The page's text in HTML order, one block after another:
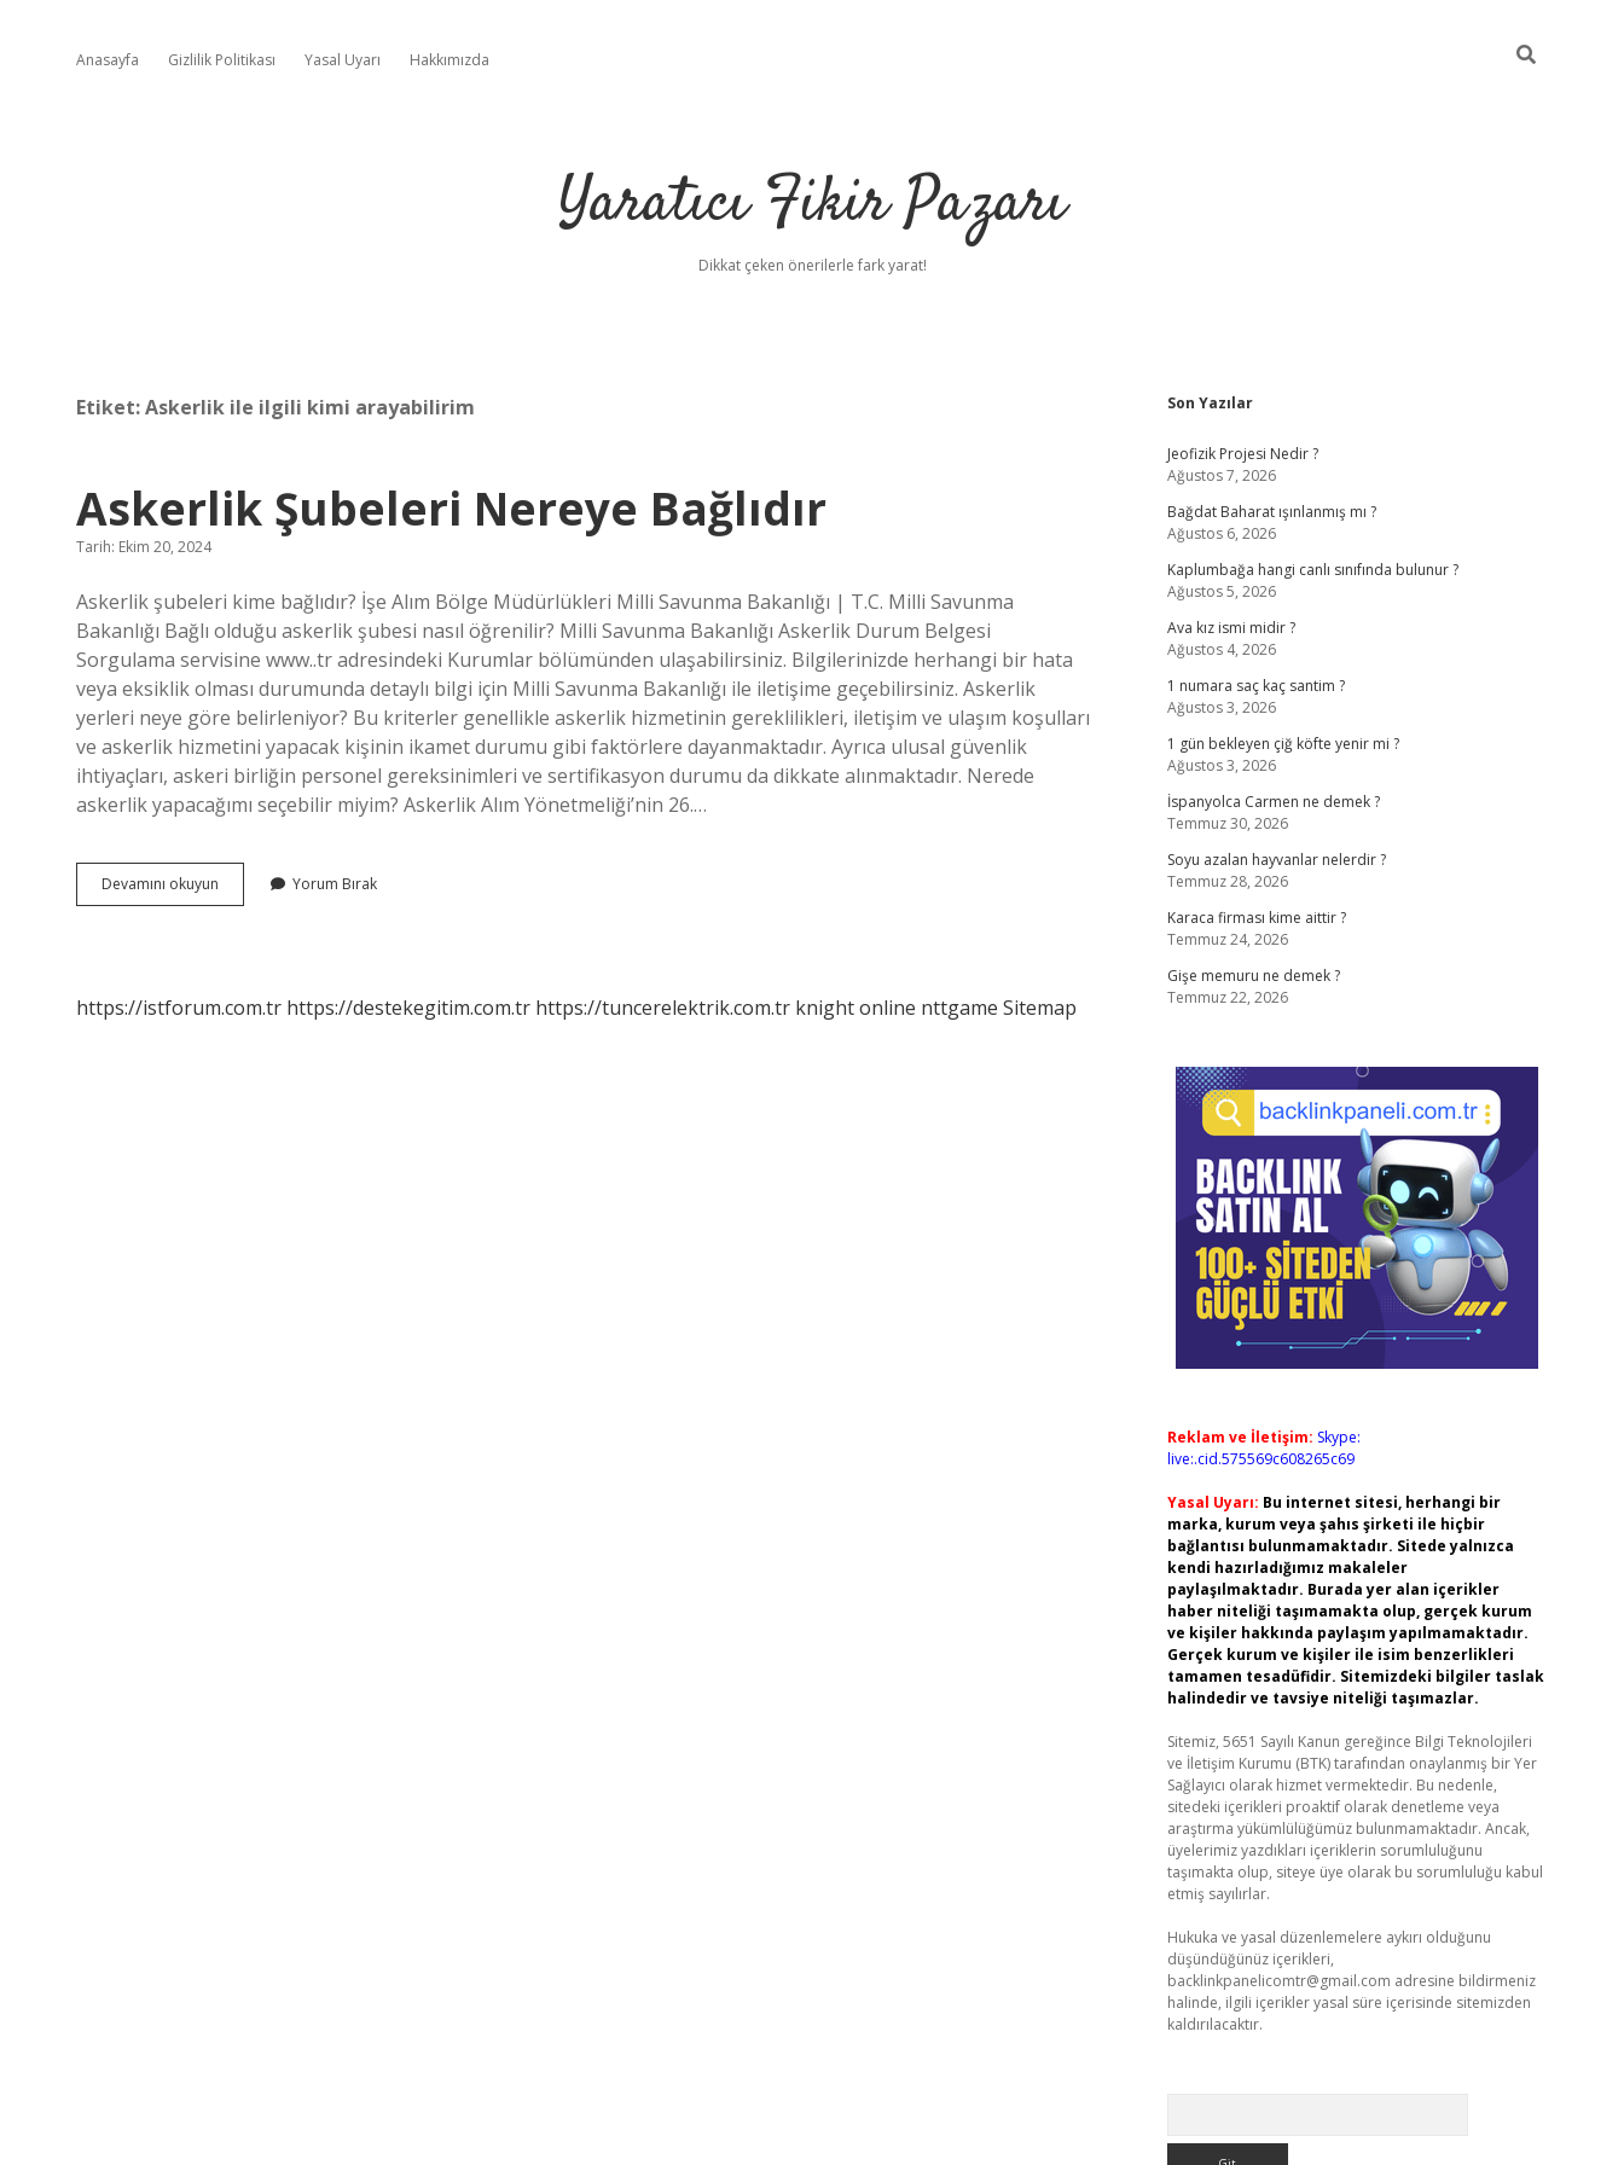
Anasayfa Gizlilik Politikası Yasal Uyarı Hakkımızda
Yaratıcı Fikir Pazarı
Dikkat çeken önerilerle fark yarat!
Etiket:Askerlik ile ilgili kimi arayabilirim
Askerlik Şubeleri Nereye Bağlıdır
Tarih: Ekim 20, 2024
Askerlik şubeleri kime bağlıdır? İşe Alım Bölge Müdürlükleri Milli Savunma Bakanlığı | T.C. Milli Savunma
Bakanlığı Bağlı olduğu askerlik şubesi nasıl öğrenilir? Milli Savunma Bakanlığı Askerlik Durum Belgesi
Sorgulama servisine www..tr adresindeki Kurumlar bölümünden ulaşabilirsiniz. Bilgilerinizde herhangi bir hata
veya eksiklik olması durumunda detaylı bilgi için Milli Savunma Bakanlığı ile iletişime geçebilirsiniz. Askerlik
yerleri neye göre belirleniyor? Bu kriterler genellikle askerlik hizmetinin gereklilikleri, iletişim ve ulaşım koşulları
ve askerlik hizmetini yapacak kişinin ikamet durumu gibi faktörlere dayanmaktadır. Ayrıca ulusal güvenlik
ihtiyaçları, askeri birliğin personel gereksinimleri ve sertifikasyon durumu da dikkate alınmaktadır. Nerede
askerlik yapacağımı seçebilir miyim? Askerlik Alım Yönetmeliği’nin 26.…
Devamını okuyun
Şubeleri
Yorum Bırak
https://istforum.com.tr https://destekegitim.com.tr https://tuncerelektrik.com.tr knight online nttgame Sitemap
Sidebar
Son Yazılar
Jeofizik Projesi Nedir ?
Ağustos 7, 2026
Bağdat Baharat ışınlanmış mı ?
Ağustos 6, 2026
Kaplumbağa hangi canlı sınıfında bulunur ?
Ağustos 5, 2026
Ava kız ismi midir ?
Ağustos 4, 2026
1 numara saç kaç santim ?
Ağustos 3, 2026
1 gün bekleyen çiğ köfte yenir mi ?
Ağustos 3, 2026
İspanyolca Carmen ne demek ?
Temmuz 30, 2026
Soyu azalan hayvanlar nelerdir ?
Temmuz 28, 2026
Karaca firması kime aittir ?
Temmuz 24, 2026
Gişe memuru ne demek ?
Temmuz 22, 2026
Reklam ve İletişim: Skype:
live:.cid.575569c608265c69
Yasal Uyarı: Bu internet sitesi, herhangi bir
marka, kurum veya şahıs şirketi ile hiçbir
bağlantısı bulunmamaktadır. Sitede yalnızca
kendi hazırladığımız makaleler
paylaşılmaktadır. Burada yer alan içerikler
haber niteliği taşımamakta olup, gerçek kurum
ve kişiler hakkında paylaşım yapılmamaktadır.
Gerçek kurum ve kişiler ile isim benzerlikleri
tamamen tesadüfidir. Sitemizdeki bilgiler taslak
halindedir ve tavsiye niteliği taşımazlar.
Sitemiz, 5651 Sayılı Kanun gereğince Bilgi Teknolojileri
ve İletişim Kurumu (BTK) tarafından onaylanmış bir Yer
Sağlayıcı olarak hizmet vermektedir. Bu nedenle,
sitedeki içerikleri proaktif olarak denetleme veya
araştırma yükümlülüğümüz bulunmamaktadır. Ancak,
üyelerimiz yazdıkları içeriklerin sorumluluğunu
taşımakta olup, siteye üye olarak bu sorumluluğu kabul
etmiş sayılırlar.
Hukuka ve yasal düzenlemelere aykırı olduğunu
düşündüğünüz içerikleri,
backlinkpanelicomtr@gmail.com adresine bildirmeniz
halinde, ilgili içerikler yasal süre içerisinde sitemizden
kaldırılacaktır.
grandoperabet giriş